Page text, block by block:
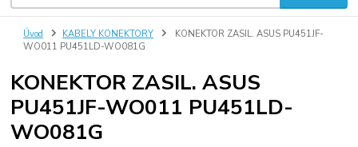
Úvod KABELY KONEKTORY
KONEKTOR ZASIL. ASUS PU451JF-
WO011 PU451LD-WO081G
KONEKTOR ZASIL. ASUS
PU451JF-WO011 PU451LD-
WO081G